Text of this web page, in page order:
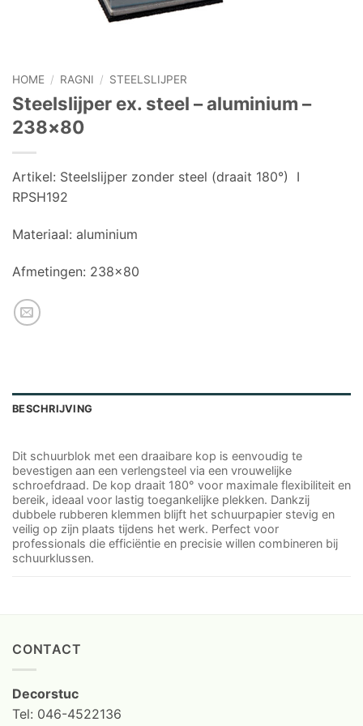
HOME / RAGNI / STEELSLIJPER
Steelslijper ex. steel – aluminium –
238×80
Artikel: Steelslijper zonder steel (draait 180°) I
RPSH192
Materiaal: aluminium
Afmetingen: 238×80
BESCHRIJVING
Dit schuurblok met een draaibare kop is eenvoudig te
bevestigen aan een verlengsteel via een vrouwelijke
schroefdraad. De kop draait 180° voor maximale flexibiliteit en
bereik, ideaal voor lastig toegankelijke plekken. Dankzij
dubbele rubberen klemmen blijft het schuurpapier stevig en
veilig op zijn plaats tijdens het werk. Perfect voor
professionals die efficiëntie en precisie willen combineren bij
schuurklussen.
CONTACT
Decorstuc
Tel: 046-4522136